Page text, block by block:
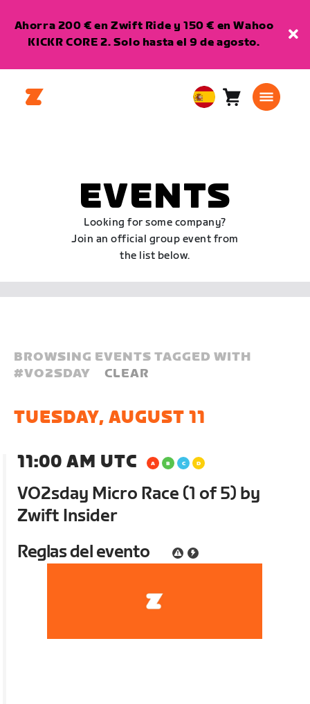
Ahorra 200 € en Zwift Ride y 150 € en Wahoo
KICKR CORE 2. Solo hasta el 9 de agosto.
EuropeanCarro0
EVENTS
Looking for some company?
Join an official group event from
the list below.
BROWSING EVENTS TAGGED WITH
#VO2SDAY CLEAR
TUESDAY, AUGUST 11
11:00 AM UTC
VO2sday Micro Race (1 of 5) by
Zwift Insider
Reglas del evento